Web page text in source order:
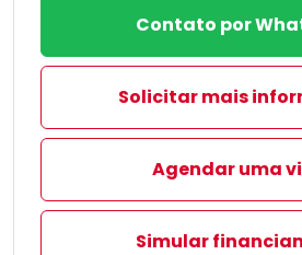
Contato por
Solicitar mais
Agendar uma
Simular